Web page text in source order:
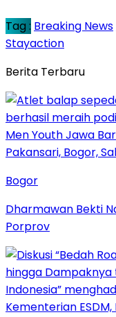
Tag : Breaking News
Stayaction
Berita Terbaru
Bogor
Dharmawan Bekti
Porprov